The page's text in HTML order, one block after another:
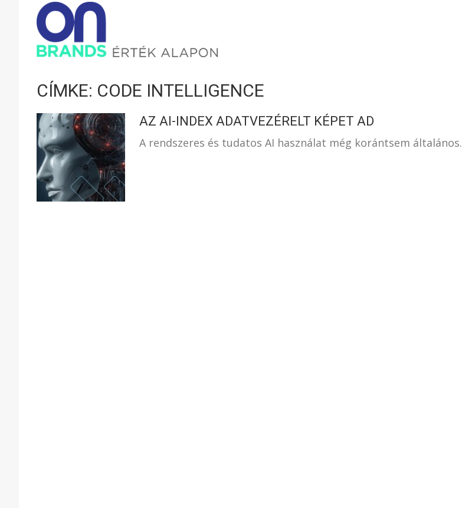
ÉRTÉK
CÍMKE: CODE INTELLIGENCE
AZ AI-INDEX ADATVEZÉRELT KÉPET AD
A rendszeres és tudatos AI használat még korántsem általános.